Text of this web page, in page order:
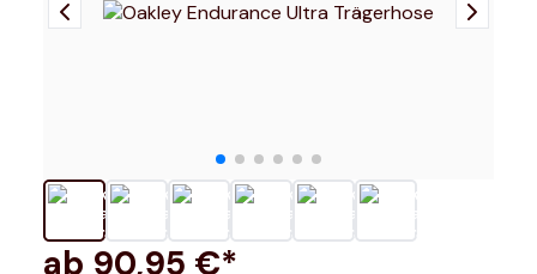
ab 90,95 €*